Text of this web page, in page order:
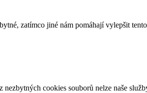
zatímco jiné nám pomáhají vylepšit
nezbytných cookies souborů nelze naše